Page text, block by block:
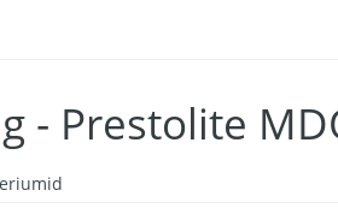
- Prestolite